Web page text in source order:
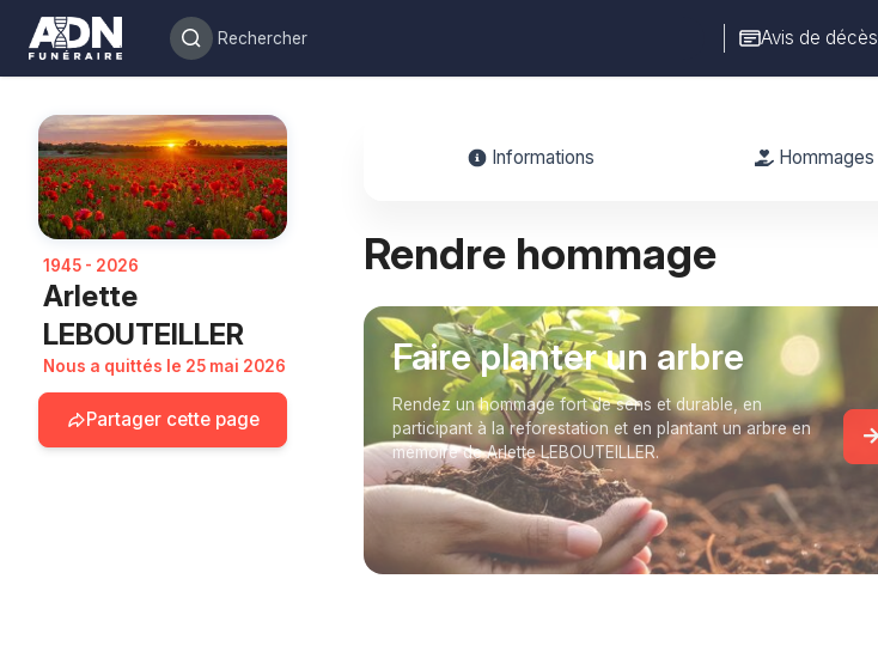
Avis de décès
1945 - 2026
Arlette
LEBOUTEILLER
Nous a quittés le 25 mai 2026
Partager cette page
Informations Hommages
Rendre hommage
Faire planter un arbre
Rendez un hommage fort de sens et durable, en
participant à la reforestation et en plantant un arbre en
mémoire de Arlette LEBOUTEILLER.